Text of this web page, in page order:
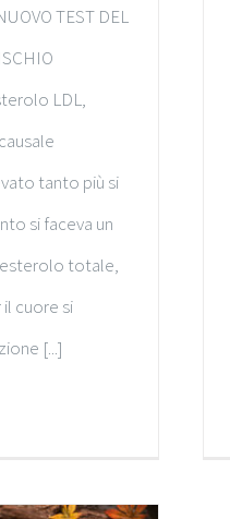
TEST DEL
LDL,
tanto più si
si faceva un
totale,
cuore si
[...]